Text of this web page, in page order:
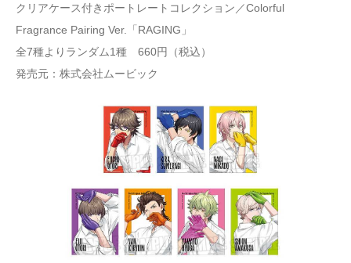
クリアケース付きポートレートコレクション／Colorful
Fragrance Pairing Ver.「RAGING」
全7種よりランダム1種 660円（税込）
発売元：株式会社ムービック